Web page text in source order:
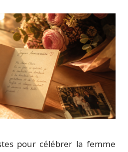
pour célébrer la femme